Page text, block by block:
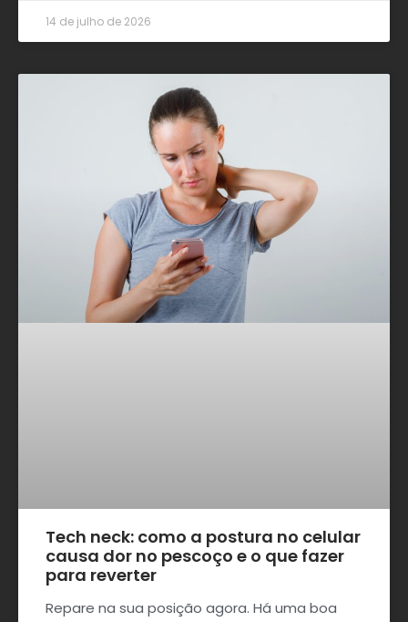
14 de julho de 2026
Tech neck: como a postura no celular
causa dor no pescoço e o que fazer
para reverter
Repare na sua posição agora. Há uma boa